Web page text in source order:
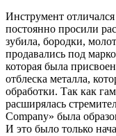
Инструмент
постоянно просили
зубила, бородки,
продавались под
которая была
отблеска металла,
обработки. Так как
расширялась
Company» была
И это было только